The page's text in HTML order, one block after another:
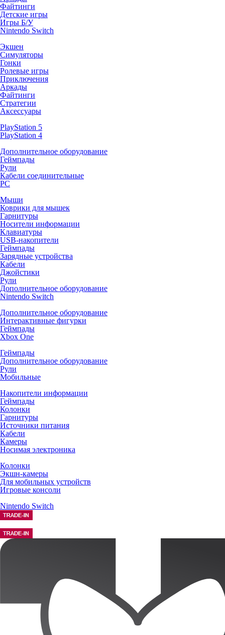
Файтинги
Детские игры
Игры Б/У
Nintendo Switch
Экшен
Симуляторы
Гонки
Ролевые игры
Приключения
Аркады
Файтинги
Стратегии
Аксессуары
PlayStation 5
PlayStation 4
Дополнительное оборудование
Геймпады
Рули
Кабели соединительные
PC
Мыши
Коврики для мышек
Гарнитуры
Носители информации
Клавиатуры
USB-накопители
Геймпады
Зарядные устройства
Кабели
Джойстики
Рули
Дополнительное оборудование
Nintendo Switch
Дополнительное оборудование
Интерактивные фигурки
Геймпады
Xbox One
Геймпады
Дополнительное оборудование
Рули
Мобильные
Накопители информации
Геймпады
Колонки
Гарнитуры
Источники питания
Кабели
Камеры
Носимая электроника
Колонки
Экшн-камеры
Для мобильных устройств
Игровые консоли
Nintendo Switch